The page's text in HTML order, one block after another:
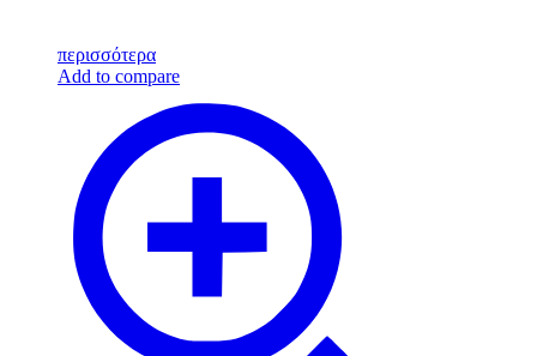
περισσότερα
Add to compare